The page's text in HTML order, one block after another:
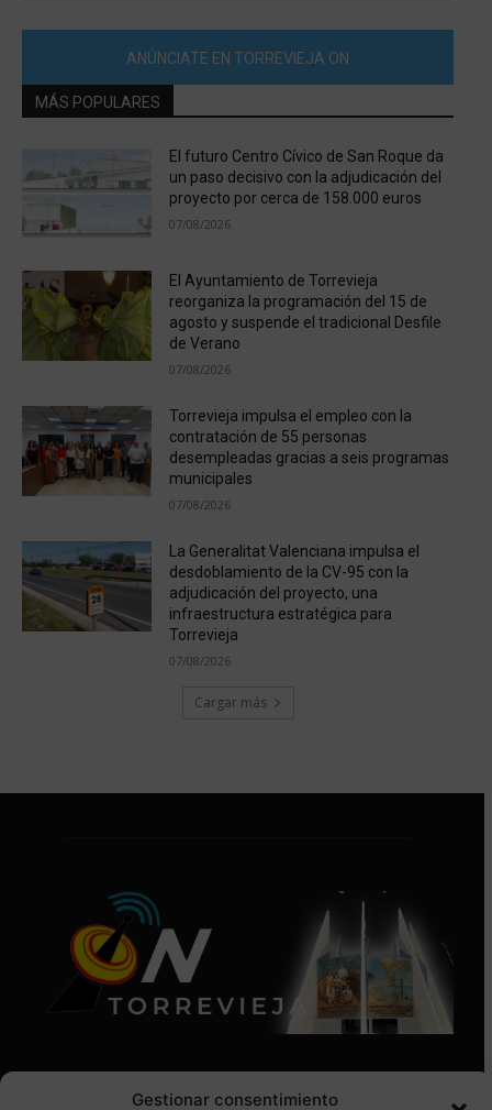
Gestionar consentimiento
ANÚNCIATE EN TORREVIEJA ON
MÁS POPULARES
El futuro Centro Cívico de San Roque da
un paso decisivo con la adjudicación del
proyecto por cerca de 158.000 euros
07/08/2026
El Ayuntamiento de Torrevieja
reorganiza la programación del 15 de
agosto y suspende el tradicional Desfile
de Verano
07/08/2026
Torrevieja impulsa el empleo con la
contratación de 55 personas
desempleadas gracias a seis programas
municipales
07/08/2026
La Generalitat Valenciana impulsa el
desdoblamiento de la CV-95 con la
adjudicación del proyecto, una
infraestructura estratégica para
Torrevieja
07/08/2026
Cargar más